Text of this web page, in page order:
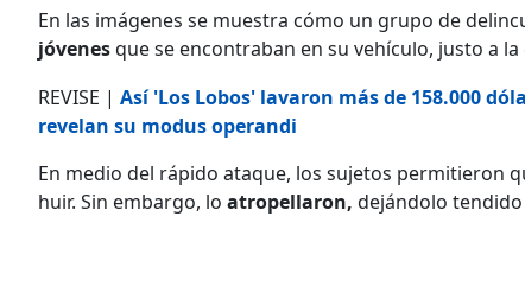
En las imágenes se muestra cómo un grupo de
jóvenesque se encontraban en su vehículo, justo a
REVISE | Así 'Los Lobos' lavaron más de 158.000
revelan su modus operandi
En medio del rápido ataque, los sujetos permitieron
huir. Sin embargo, lo atropellaron, dejándolo tendido